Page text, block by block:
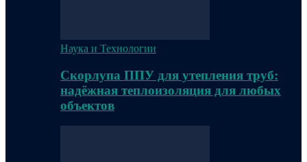
Наука и Технологии
Скорлупа ППУ для утепления труб:
надёжная теплоизоляция для любых
объектов